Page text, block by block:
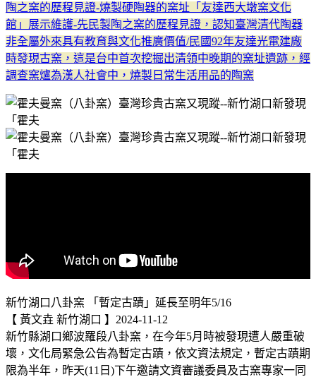
陶之窯的歷程見證-燒製硬陶器的窯址「友達西大墩窯文化
館」展示維護-先民製陶之窯的歷程見證，認知臺灣清代陶器
非全屬外來具有教育與文化推廣價值/民國92年友達光電建廠
時發現古窯，這是台中首次挖掘出清領中晚期的窯址遺跡，經
調查窯爐為漢人社會中，燒製日常生活用品的陶窯
新竹湖口八卦窯 「暫定古蹟」延長至明年5/16
【 黃文垚 新竹湖口 】2024-11-12
新竹縣湖口鄉波羅段八卦窯，在今年5月時被發現遭人嚴重破
壞，文化局緊急公告為暫定古蹟，依文資法規定，暫定古蹟期
限為半年，昨天(11日)下午邀請文資審議委員及古窯專家一同